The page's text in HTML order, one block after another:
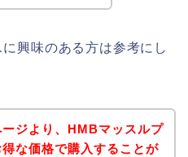
興味のある方は参考にし
ジより、HMBマッスルプ
な価格で購入することが